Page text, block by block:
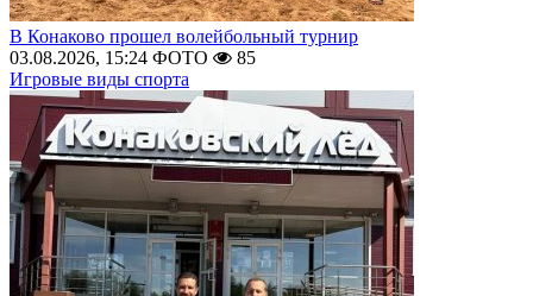
В Конаково прошел волейбольный турнир
03.08.2026, 15:24 ФОТО
85
Игровые виды спорта